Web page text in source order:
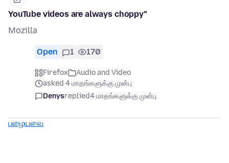
YouTube videos are always choppy”
Mozilla
Open 1 170
Firefox
Audio and Video
asked 4 மாதங்களுக்கு முன்பு
Denysreplied4 மாதங்களுக்கு முன்பு
பழையவை